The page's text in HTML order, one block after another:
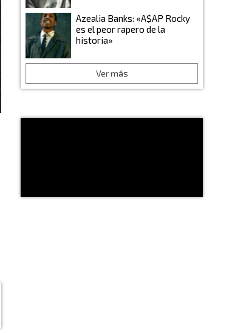
Azealia Banks: «A$AP Rocky
es el peor rapero de la
historia»
Ver más